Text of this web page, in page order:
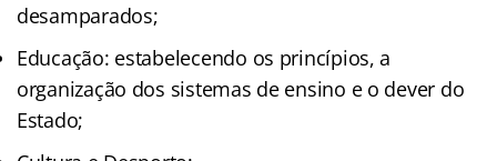
desamparados;
Educação: estabelecendo os princípios, a
organização dos sistemas de ensino e o dever do
Estado;